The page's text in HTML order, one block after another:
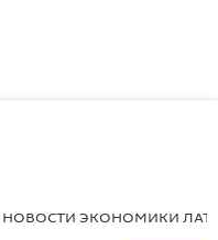
НОВОСТИ ЭКОНОМИКИ